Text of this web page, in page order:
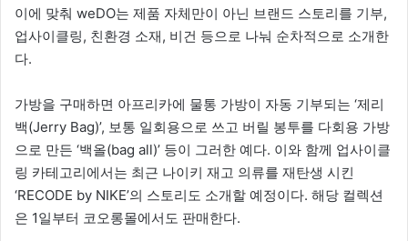
이에 맞춰 weDO는 제품 자체만이 아닌 브랜드 스토리를 기부,
업사이클링, 친환경 소재, 비건 등으로 나눠 순차적으로 소개한
다.
가방을 구매하면 아프리카에 물통 가방이 자동 기부되는 ‘제리
백(Jerry Bag)’, 보통 일회용으로 쓰고 버릴 봉투를 다회용 가방
으로 만든 ‘백올(bag all)’ 등이 그러한 예다. 이와 함께 업사이클
링 카테고리에서는 최근 나이키 재고 의류를 재탄생 시킨
‘RECODE by NIKE’의 스토리도 소개할 예정이다. 해당 컬렉션
은 1일부터 코오롱몰에서도 판매한다.